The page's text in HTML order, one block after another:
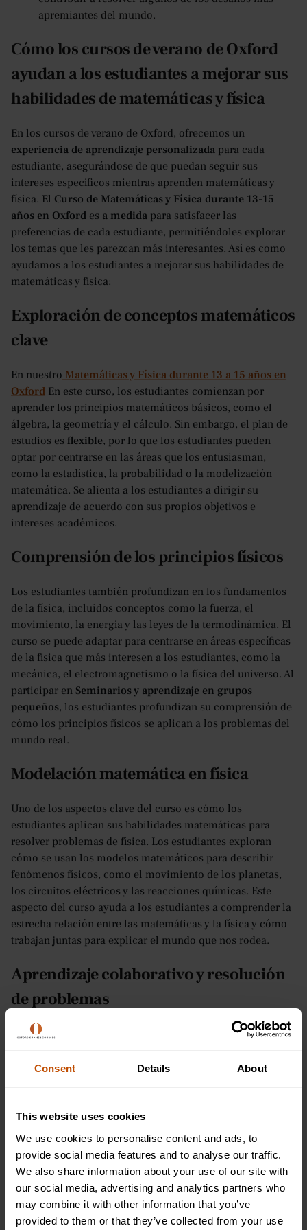
Consent Details About
This website uses cookies
We use cookies to personalise content and ads, to
provide social media features and to analyse our traffic.
We also share information about your use of our site with
our social media, advertising and analytics partners who
may combine it with other information that you’ve
provided to them or that they’ve collected from your use
apremiantes del mundo.
Cómo los cursos de verano de Oxford
ayudan a los estudiantes a mejorar sus
habilidades de matemáticas y física
En los cursos de verano de Oxford, ofrecemos un
experiencia de aprendizaje personalizada para cada
estudiante, asegurándose de que puedan seguir sus
intereses específicos mientras aprenden matemáticas y
física. El Curso de Matemáticas y Física durante 13-15
años en Oxford es a medida para satisfacer las
preferencias de cada estudiante, permitiéndoles explorar
los temas que les parezcan más interesantes. Así es como
ayudamos a los estudiantes a mejorar sus habilidades de
matemáticas y física:
Exploración de conceptos matemáticos
clave
En nuestro Matemáticas y Física durante 13 a 15 años en
Oxford En este curso, los estudiantes comienzan por
aprender los principios matemáticos básicos, como el
álgebra, la geometría y el cálculo. Sin embargo, el plan de
estudios es flexible, por lo que los estudiantes pueden
optar por centrarse en las áreas que los entusiasman,
como la estadística, la probabilidad o la modelización
matemática. Se alienta a los estudiantes a dirigir su
aprendizaje de acuerdo con sus propios objetivos e
intereses académicos.
Comprensión de los principios físicos
Los estudiantes también profundizan en los fundamentos
de la física, incluidos conceptos como la fuerza, el
movimiento, la energía y las leyes de la termodinámica. El
curso se puede adaptar para centrarse en áreas específicas
de la física que más interesen a los estudiantes, como la
mecánica, el electromagnetismo o la física del universo. Al
participar en Seminarios y aprendizaje en grupos
pequeños, los estudiantes profundizan su comprensión de
cómo los principios físicos se aplican a los problemas del
mundo real.
Modelación matemática en física
Uno de los aspectos clave del curso es cómo los
estudiantes aplican sus habilidades matemáticas para
resolver problemas de física. Los estudiantes exploran
cómo se usan los modelos matemáticos para describir
fenómenos físicos, como el movimiento de los planetas,
los circuitos eléctricos y las reacciones químicas. Este
aspecto del curso ayuda a los estudiantes a comprender la
estrecha relación entre las matemáticas y la física y cómo
trabajan juntas para explicar el mundo que nos rodea.
Aprendizaje colaborativo y resolución
de problemas
NuestraSeminarios y aprendizaje en grupos pequeñosEl
grupos pequeños, los estudiantes trabajan en estudios de
casos, tareas de resolución de problemas y proyectos que
Este entorno colaborativo ayuda a los estudiantes a
mejorar sus habilidades de comunicación, trabajo en
equipo y resolución de problemas, ya que trabajan juntos
para resolver problemas complejos y compartir ideas.
Consejos prácticos para mejorar tus
habilidades matemáticas y físicas